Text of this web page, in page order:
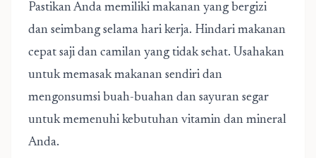
Pastikan Anda memiliki makanan yang bergizi
dan seimbang selama hari kerja. Hindari makanan
cepat saji dan camilan yang tidak sehat. Usahakan
untuk memasak makanan sendiri dan
mengonsumsi buah-buahan dan sayuran segar
untuk memenuhi kebutuhan vitamin dan mineral
Anda.